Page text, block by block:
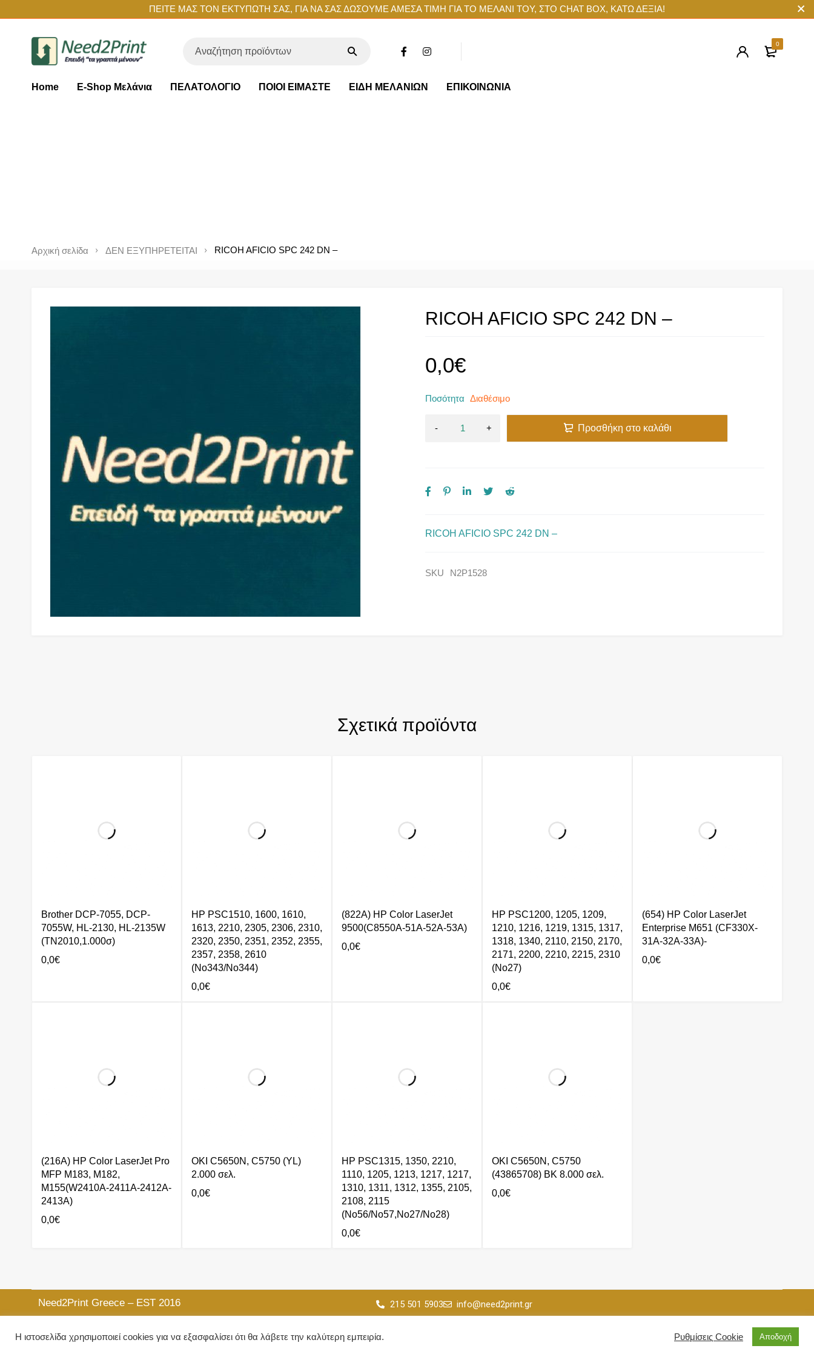
ΠΕΙΤΕ ΜΑΣ ΤΟΝ ΕΚΤΥΠΩΤΗ ΣΑΣ, ΓΙΑ ΝΑ ΣΑΣ ΔΩΣΟΥΜΕ ΑΜΕΣΑ ΤΙΜΗ ΓΙΑ ΤΟ ΜΕΛΑΝΙ ΤΟΥ, ΣΤΟ CHAT BOX, ΚΑΤΩ ΔΕΞΙΑ!
0
Home E-Shop Μελάνια ΠΕΛΑΤΟΛΟΓΙΟ ΠΟΙΟΙ ΕΙΜΑΣΤΕ ΕΙΔΗ ΜΕΛΑΝΙΩΝ ΕΠΙΚΟΙΝΩΝΙΑ
Αρχική σελίδα ΔΕΝ ΕΞΥΠΗΡΕΤΕΙΤΑΙ RICOH AFICIO SPC 242 DN –
RICOH AFICIO SPC 242 DN –
RICOH AFICIO SPC 242 DN –
0,0€
Ποσότητα Διαθέσιμο
Προσθήκη στο καλάθι
SKU N2P1528
Σχετικά προϊόντα
Brother DCP-7055, DCP-
7055W, HL-2130, HL-2135W
(TN2010,1.000σ)
0,0€
HP PSC1510, 1600, 1610,
1613, 2210, 2305, 2306, 2310,
2320, 2350, 2351, 2352, 2355,
2357, 2358, 2610
(No343/No344)
0,0€
(822Α) HP Color LaserJet
9500(C8550A-51Α-52Α-53Α)
0,0€
HP PSC1200, 1205, 1209,
1210, 1216, 1219, 1315, 1317,
1318, 1340, 2110, 2150, 2170,
2171, 2200, 2210, 2215, 2310
(No27)
0,0€
(654) HP Color LaserJet
Enterprise M651 (CF330X-
31A-32A-33A)-
0,0€
(216A) HP Color LaserJet Pro
MFP M183, M182,
M155(W2410A-2411A-2412A-
2413A)
0,0€
OKI C5650N, C5750 (YL)
2.000 σελ.
0,0€
HP PSC1315, 1350, 2210,
1110, 1205, 1213, 1217, 1217,
1310, 1311, 1312, 1355, 2105,
2108, 2115
(No56/No57,No27/No28)
0,0€
OKI C5650N, C5750
(43865708) BK 8.000 σελ.
0,0€
Need2Print Greece – EST 2016
215 501 5903 info@need2print.gr
Η ιστοσελίδα χρησιμοποιεί cookies για να εξασφαλίσει ότι θα λάβετε την καλύτερη εμπειρία. Ρυθμίσεις Cookie Αποδοχή